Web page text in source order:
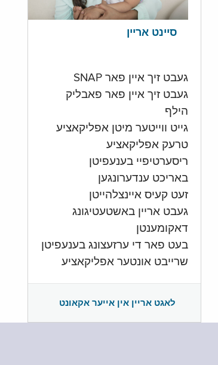
סיינט אריין
געבט זיך איין פאר SNAP
געבט זיך איין פאר פאבליק
הילף
גייט ווייטער מיטן אפליקאציע
טרעק אפליקאציע
ריסערטיפיי בענעפיטן
באריכט ענדערונגען
זעט קעיס איינצלהייטן
געבט אריין באשטעטיגונג
דאקומענטן
בעט פאר די ערזעצונג בענעפיטן
שרייבט אונטער אפליקאציע
לאגט אריין אין אייער אקאונט